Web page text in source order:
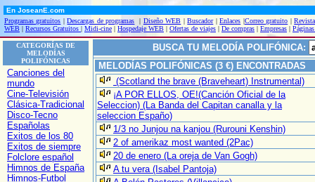
En JoseanE.com
Programas gratuitos |Descargas de programas | Diseño WEB |Buscador|Enlaces |Correo gratuito |
WEB | Recursos Gratuitos | Midi-cine | Hospedaje WEB | Ofertas de viajes | De compras | Empresas |
CATEGORÍAS DE
MELODÍAS
POLIFÓNICAS
Canciones del
mundo
Cine-Televisión
Clásica-Tradicional
Disco-Tecno
Españolas
Exitos de los 80
Exitos de siempre
Folclore español
Himnos de España
Himnos-Futbol
BUSCA TU MELODÍA POLIFÓNICA:
MELODÍAS POLIFÓNICAS (3 €) ENCONTRADAS
(Scotland the brave (Braveheart) Instrumental)
¡A POR ELLOS, OE!(Canción Oficial de la
Seleccion) (La Banda del Capitan canalla y la
seleccion Españo)
1/3 no Junjou na kanjou (Rurouni Kenshin)
2 of amerikaz most wanted (2Pac)
20 de enero (La oreja de Van Gogh)
A tu vera (Isabel Pantoja)